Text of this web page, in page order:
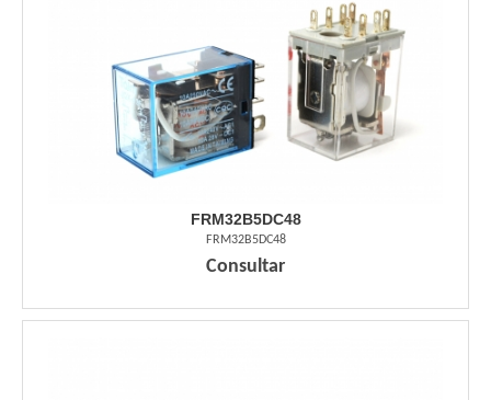
FRM32B5DC48
FRM32B5DC48
Consultar